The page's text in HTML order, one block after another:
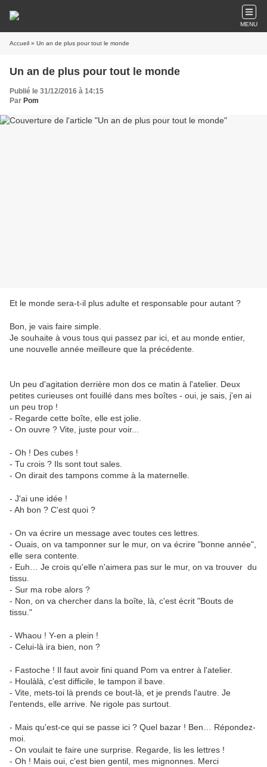
MENU
Accueil » Un an de plus pour tout le monde
Un an de plus pour tout le monde
Publié le 31/12/2016 à 14:15
Par Pom
Et le monde sera-t-il plus adulte et responsable pour autant ?
Bon, je vais faire simple.
Je souhaite à vous tous qui passez par ici, et au monde entier,
une nouvelle année meilleure que la précédente.
Un peu d'agitation derrière mon dos ce matin à l'atelier. Deux
petites curieuses ont fouillé dans mes boîtes - oui, je sais, j'en ai
un peu trop !
- Regarde cette boîte, elle est jolie.
- On ouvre ? Vite, juste pour voir...
- Oh ! Des cubes !
- Tu crois ? Ils sont tout sales.
- On dirait des tampons comme à la maternelle.
- J'ai une idée !
- Ah bon ? C'est quoi ?
- On va écrire un message avec toutes ces lettres.
- Ouais, on va tamponner sur le mur, on va écrire "bonne année",
elle sera contente.
- Euh… Je crois qu'elle n'aimera pas sur le mur, on va trouver du
tissu.
- Sur ma robe alors ?
- Non, on va chercher dans la boîte, là, c'est écrit "Bouts de
tissu."
- Whaou ! Y-en a plein !
- Celui-là ira bien, non ?
- Fastoche ! Il faut avoir fini quand Pom va entrer à l'atelier.
- Houlàlà, c'est difficile, le tampon il bave.
- Vite, mets-toi là prends ce bout-là, et je prends l'autre. Je
l'entends, elle arrive. Ne rigole pas surtout.
- Mais qu'est-ce qui se passe ici ? Quel bazar ! Ben… Répondez-
moi.
- On voulait te faire une surprise. Regarde, lis les lettres !
- Oh ! Mais oui, c'est bien gentil, mes mignonnes. Merci